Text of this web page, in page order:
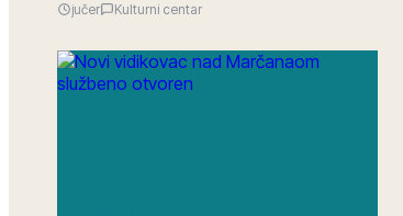
jučer Kulturni centar